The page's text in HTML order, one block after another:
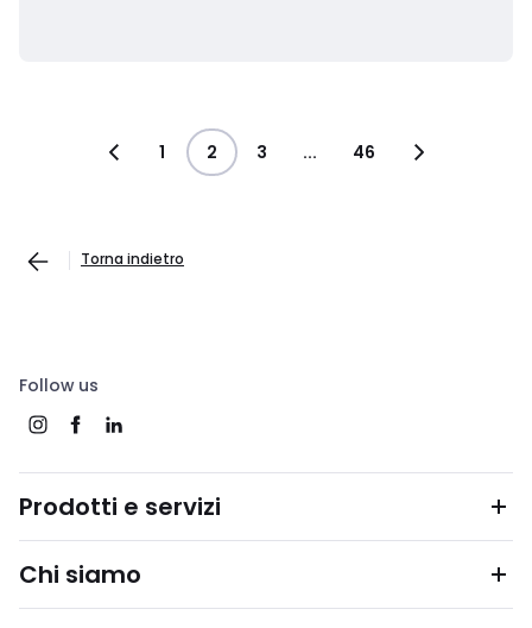
1 2 3 ... 46
Torna indietro
Follow us
Prodotti e servizi
Chi siamo